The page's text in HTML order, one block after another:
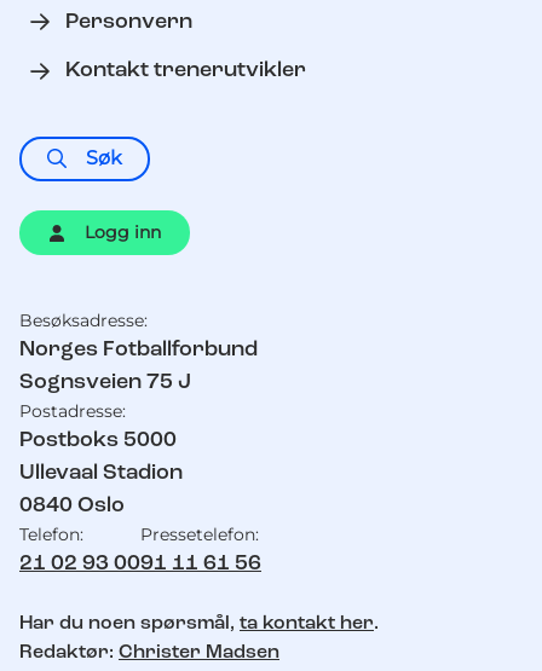
Personvern
Kontakt trenerutvikler
Søk
Logg inn
Kontaktinformasjon
Besøksadresse:
Norges Fotballforbund
Sognsveien 75 J
Postadresse:
Postboks 5000
Ullevaal Stadion
0840 Oslo
Telefon:
21 02 93 00
Pressetelefon:
91 11 61 56
Har du noen spørsmål, ta kontakt her.
Redaktør: Christer Madsen